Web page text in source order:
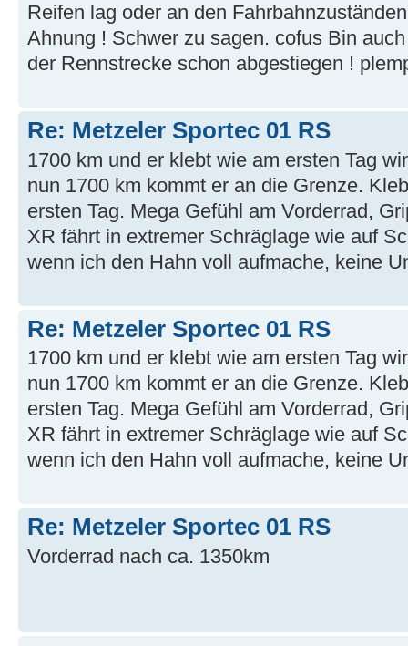
Reifen lag oder an den
Ahnung ! Schwer zu sagen. cofus Bin
der Rennstrecke schon abgestiegen !
Re: Metzeler Sportec 01 RS
1700 km und er klebt wie am ersten Tag
nun 1700 km kommt er an die Grenze.
ersten Tag. Mega Gefühl am Vorderrad,
XR fährt in extremer Schräglage wie auf
wenn ich den Hahn voll aufmache, keine
Re: Metzeler Sportec 01 RS
1700 km und er klebt wie am ersten Tag
nun 1700 km kommt er an die Grenze.
ersten Tag. Mega Gefühl am Vorderrad,
XR fährt in extremer Schräglage wie auf
wenn ich den Hahn voll aufmache, keine
Re: Metzeler Sportec 01 RS
Vorderrad nach ca. 1350km